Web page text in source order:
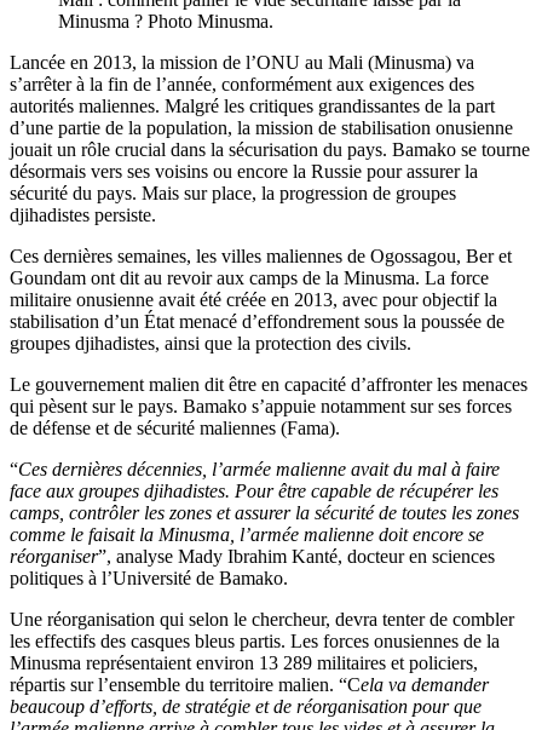
Minusma ? Photo Minusma.
Lancée en 2013, la mission de l’ONU au Mali (Minusma) va
s’arrêter à la fin de l’année, conformément aux exigences des
autorités maliennes. Malgré les critiques grandissantes de la part
d’une partie de la population, la mission de stabilisation onusienne
jouait un rôle crucial dans la sécurisation du pays. Bamako se tourne
désormais vers ses voisins ou encore la Russie pour assurer la
sécurité du pays. Mais sur place, la progression de groupes
djihadistes persiste.
Ces dernières semaines, les villes maliennes de Ogossagou, Ber et
Goundam ont dit au revoir aux camps de la Minusma. La force
militaire onusienne avait été créée en 2013, avec pour objectif la
stabilisation d’un État menacé d’effondrement sous la poussée de
groupes djihadistes, ainsi que la protection des civils.
Le gouvernement malien dit être en capacité d’affronter les menaces
qui pèsent sur le pays. Bamako s’appuie notamment sur ses forces
de défense et de sécurité maliennes (Fama).
“Ces dernières décennies, l’armée malienne avait du mal à faire
face aux groupes djihadistes. Pour être capable de récupérer les
camps, contrôler les zones et assurer la sécurité de toutes les zones
comme le faisait la Minusma, l’armée malienne doit encore se
réorganiser”, analyse Mady Ibrahim Kanté, docteur en sciences
politiques à l’Université de Bamako.
Une réorganisation qui selon le chercheur, devra tenter de combler
les effectifs des casques bleus partis. Les forces onusiennes de la
Minusma représentaient environ 13 289 militaires et policiers,
répartis sur l’ensemble du territoire malien. “Cela va demander
beaucoup d’efforts, de stratégie et de réorganisation pour que